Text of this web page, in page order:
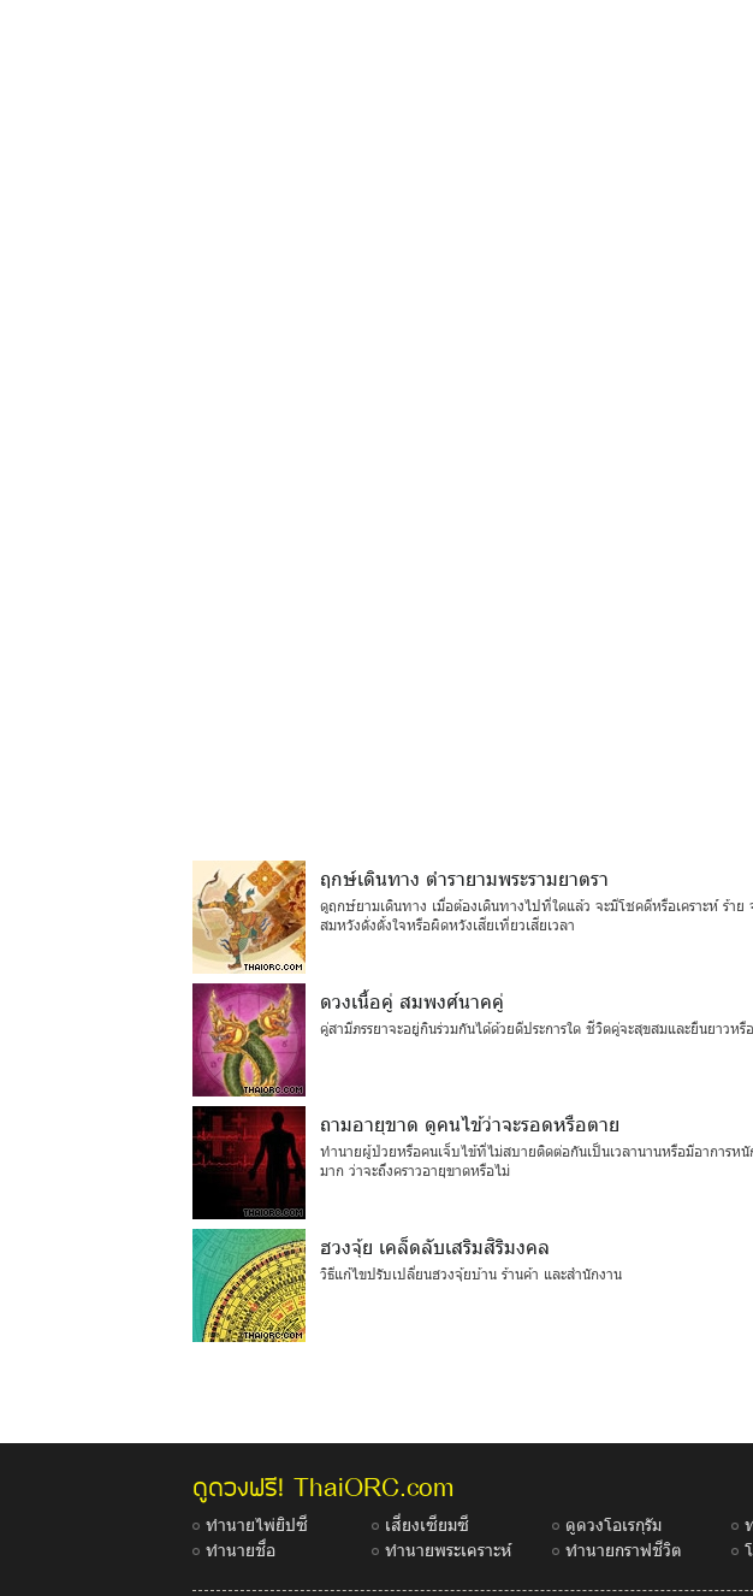
ฤกษ์เดินทาง ตำรายามพระรามยาตรา
ดูฤกษ์ยามเดินทาง เมื่อต้องเดินทางไปที่ใดแล้ว จะมีโชคดีหรือเคราะห์ ร้าย
สมหวังดั่งตั้งใจหรือผิดหวังเสียเที่ยวเสียเวลา
ดวงเนื้อคู่ สมพงศ์นาคคู่
คู่สามีภรรยาจะอยู่กินร่วมกันได้ด้วยดีประการใด ชีวิตคู่จะสุขสมและยืนยาวหรื
ถามอายุขาด ดูคนไข้ว่าจะรอดหรือตาย
ทำนายผู้ป่วยหรือคนเจ็บไข้ที่ไม่สบายติดต่อกันเป็นเวลานานหรือมีอาการหนั
มาก ว่าจะถึงคราวอายุขาดหรือไม่
ฮวงจุ้ย เคล็ดลับเสริมสิริมงคล
วิธีแก้ไขปรับเปลี่ยนฮวงจุ้ยบ้าน ร้านค้า และสำนักงาน
ดูดวงฟรี! ThaiORC.com
ทำนายไพ่ยิปซี เสี่ยงเซียมซี ดูดวงโอเรกุรัม
ทำนายชื่อ
ทำนายพระเคราะห์ ทำนายกราฟชีวิต